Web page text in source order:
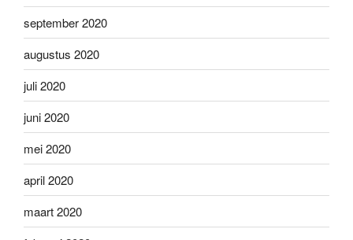
september 2020
augustus 2020
juli 2020
juni 2020
mei 2020
april 2020
maart 2020